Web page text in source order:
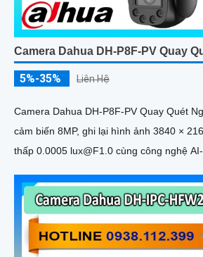
Camera Dahua DH-P8F-PV Quay
5%-35% Liên Hệ
Camera Dahua DH-P8F-PV Quay Quét
cảm biến 8MP, ghi lại hình ảnh 3840 × 2160. Độ nhạy sáng
thấp 0.0005 lux@F1.0 cùng công nghệ